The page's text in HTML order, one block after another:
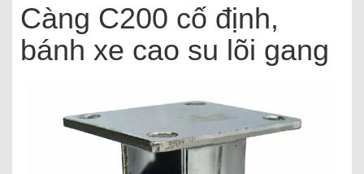
Càng C200 cố định,
bánh xe cao su lõi gang